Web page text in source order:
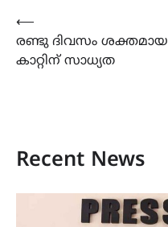
Post
navigation
⟵
രണ്ടു ദിവസം ശക്തമായ
കാറ്റിന് സാധ്യത
Recent News